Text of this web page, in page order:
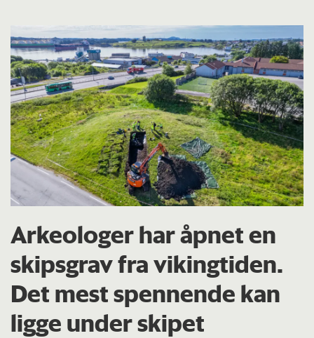
Arkeologer har åpnet en
skipsgrav fra vikingtiden.
Det mest spennende kan
ligge under skipet